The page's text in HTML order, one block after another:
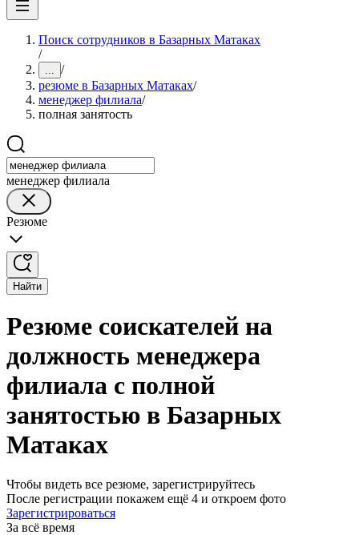
Поиск сотрудников в Базарных Матаках
/
... /
резюме в Базарных Матаках/
менеджер филиала/
полная занятость
менеджер филиала
Резюме
Найти
Резюме соискателей на
должность менеджера
филиала с полной
занятостью в Базарных
Матаках
Чтобы видеть все резюме, зарегистрируйтесь
После регистрации покажем ещё 4 и откроем фото
Зарегистрироваться
За всё время